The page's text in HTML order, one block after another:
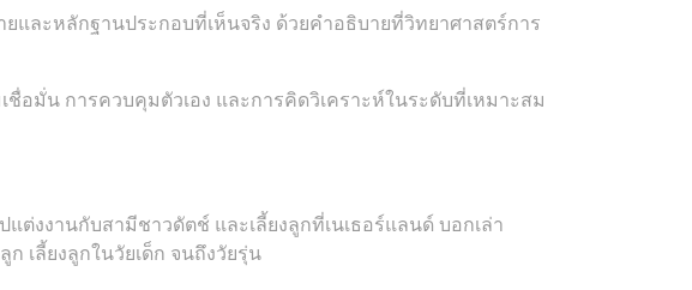
และหลักฐานประกอบที่เห็นจริง ด้วยคำอธิบายที่วิทยาศาสตร์การ
ชื่อมั่น การควบคุมตัวเอง และการคิดวิเคราะห์ในระดับที่เหมาะสม
งงานกับสามีชาวดัตช์ และเลี้ยงลูกที่เนเธอร์แลนด์ บอกเล่า
เลี้ยงลูกในวัยเด็ก จนถึงวัยรุ่น